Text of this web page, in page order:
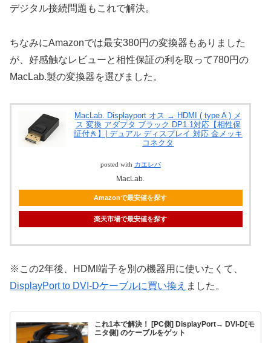
デジタル接続問題もこれで解決。
ちなみにAmazonでは最安380円の変換器もありました
が、好感触なレビューと相性保証の利を取って780円の
MacLab.製の変換器を選びました。
MacLab. Displayport オス → HDMI ( type A ) メ
ス 変換 アダプタ ブラック DP1.1対応【相性保
証付き】| デュアル ディスプレイ 対応 金メッキ
コネクタ
posted with カエレバ
MacLab.
Amazonで最安値を探す
楽天市場で最安値を探す
※この2年後、HDMI端子を別の機器用に使いたくて、
DisplayPort to DVI-Dケーブルに買い換え ました。
これ1本で解決！ [PC側] DisplayPort→ DVI-D[モ
ニタ側] のケーブルをゲット